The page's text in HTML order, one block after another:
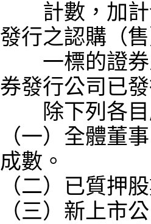
計數，加計
發行之認購（
一標的證券
券發行公司已
除下列各目
（一）全體董
成數。
（二）已質押
（三）新上市